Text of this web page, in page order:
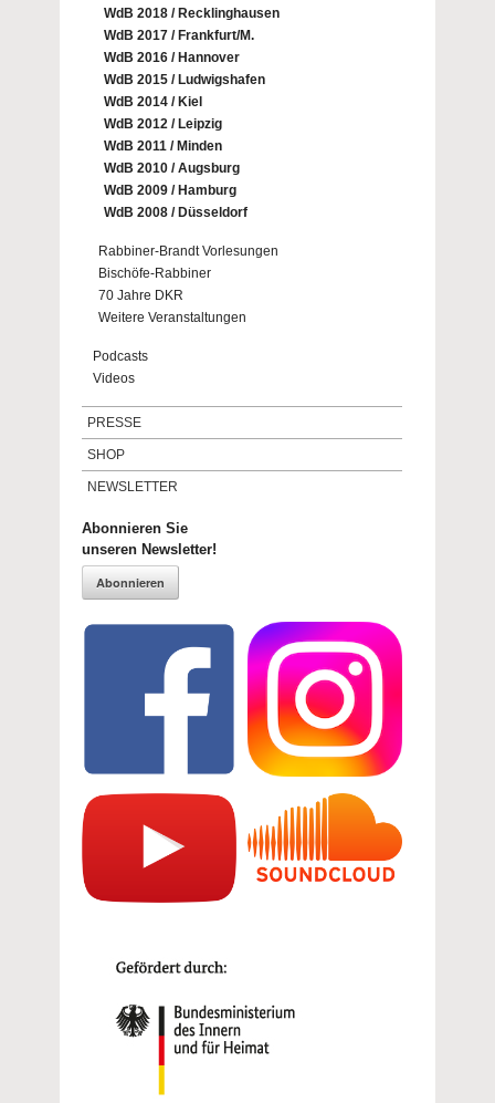
WdB 2018 / Recklinghausen
WdB 2017 / Frankfurt/M.
WdB 2016 / Hannover
WdB 2015 / Ludwigshafen
WdB 2014 / Kiel
WdB 2012 / Leipzig
WdB 2011 / Minden
WdB 2010 / Augsburg
WdB 2009 / Hamburg
WdB 2008 / Düsseldorf
Rabbiner-Brandt Vorlesungen
Bischöfe-Rabbiner
70 Jahre DKR
Weitere Veranstaltungen
Podcasts
Videos
PRESSE
SHOP
NEWSLETTER
Abonnieren Sie
unseren Newsletter!
Abonnieren